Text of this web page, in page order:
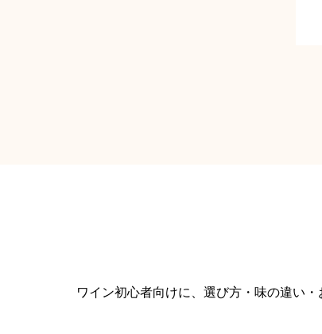
ワイン初心者向けに、選び方・味の違い